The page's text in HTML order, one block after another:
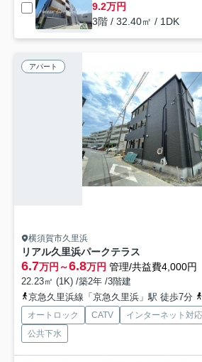
9.2万円
3階 / 32.40㎡ / 1DK
アパート
横須賀市久里浜
リアル久里浜パークテラス
6.7万円～6.8万円 管理/共益費4,000円
22.23㎡ (1K) /築2年 /3階建
京急久里浜線「京急久里浜」駅 徒歩7分
オートロック CATV インターネット対応
公共下水